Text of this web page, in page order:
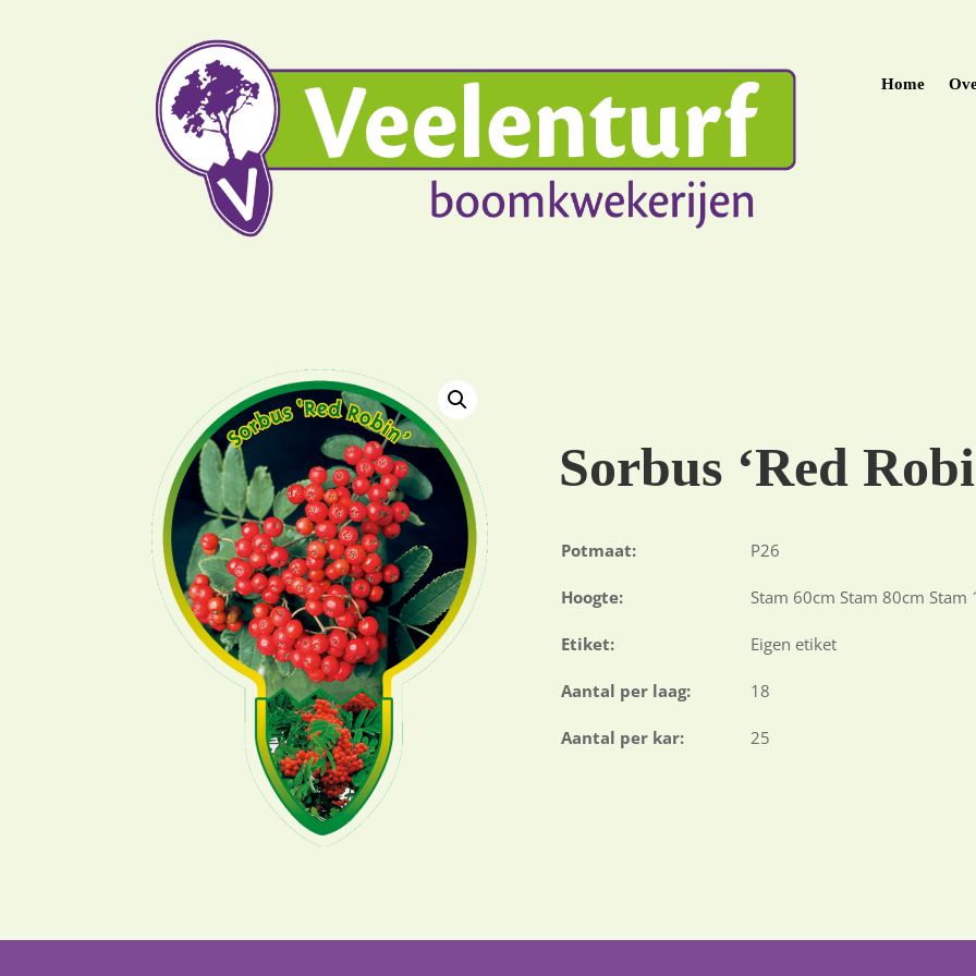
Home
Sorbus ‘Red
Potmaat: P26
Hoogte: Stam 60cm Stam 80cm Stam
Etiket: Eigen etiket
Aantal per laag: 18
Aantal per kar: 25